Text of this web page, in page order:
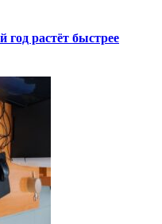
год растёт быстрее